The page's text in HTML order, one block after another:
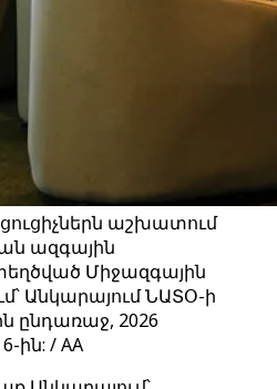
աշխատում
ազգային
Միջազգային
Անկարայում ՆԱՏՕ-ի
ընդառաջ, 2026
ին: / AA